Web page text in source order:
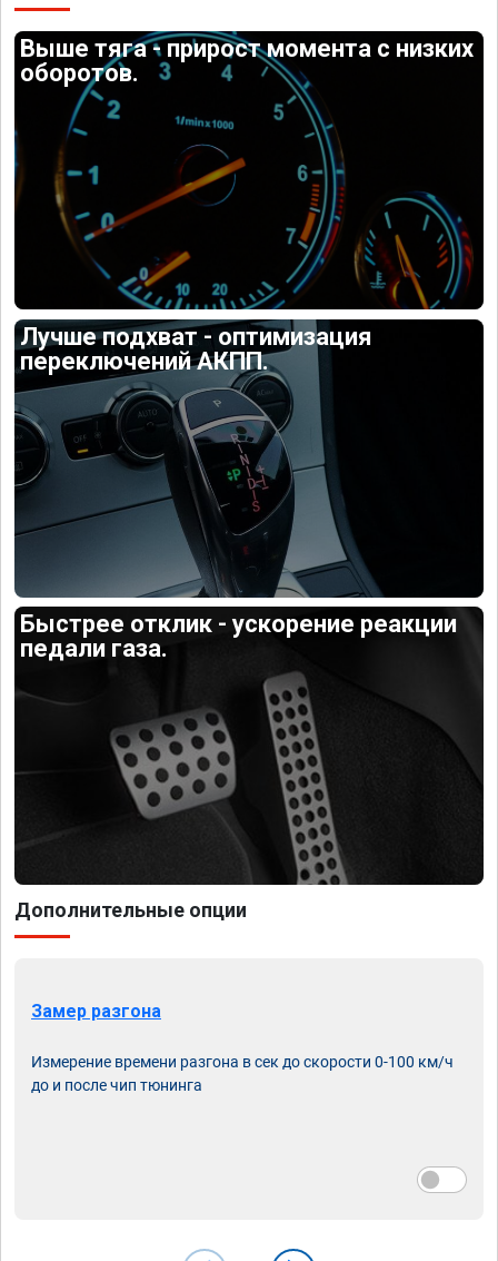
Выше тяга - прирост момента с низких
оборотов.
Лучше подхват - оптимизация
переключений АКПП.
Быстрее отклик - ускорение реакции
педали газа.
Дополнительные опции
Замер разгона
Измерение времени разгона в сек до скорости 0-100 км/ч
до и после чип тюнинга